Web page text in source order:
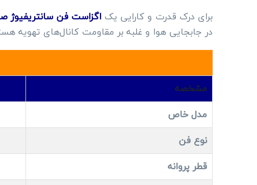
برای درک قدرت و کارایی یکاگزاست فن سانتریفیوژ
در جابجایی هوا و غلبه بر مقاومت کانال‌های تهویه
مشخصه
مدل خاص
نوع فن
قطر پروانه